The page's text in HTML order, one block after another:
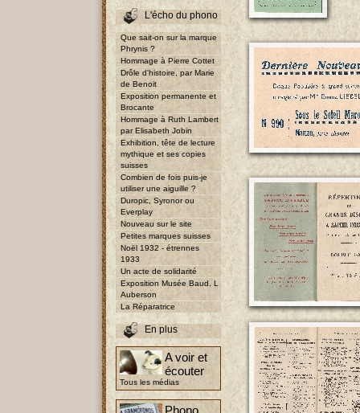
L'écho du phono
Que sait-on sur la marque
Phrynis ?
Hommage à Pierre Cottet
Drôle d'histoire, par Marie
de Benoit
Exposition permanente et
Brocante
Hommage à Ruth Lambert
par Elisabeth Jobin
Exhibition, tête de lecture
mythique et ses copies
suisses
Combien de fois puis-je
utiliser une aiguille ?
Duropic, Syronor ou
Everplay
Nouveau sur le site
Petites marques suisses
Noël 1932 - étrennes
1933
Un acte de solidarité
Exposition Musée Baud, L
Auberson
La Réparatrice
En plus
A voir et
écouter
Tous les médias
Phono